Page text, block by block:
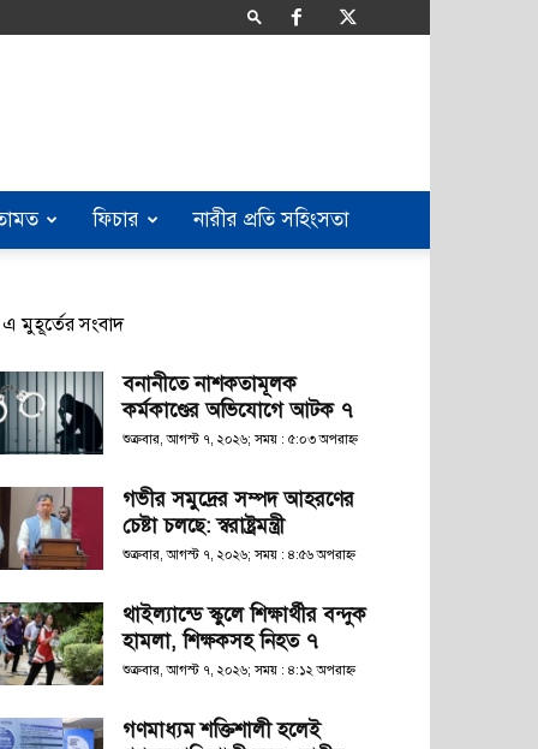
ফিচার নারীর প্রতি সহিংসতা
এ মুহূর্তের সংবাদ
বনানীতে নাশকতামূলক
কর্মকাণ্ডের অভিযোগে আটক ৭
শুক্রবার, আগস্ট ৭, ২০২৬; সময় : ৫:০৩ অপরাহ্ণ
গভীর সমুদ্রের সম্পদ আহরণের
চেষ্টা চলছে: স্বরাষ্ট্রমন্ত্রী
শুক্রবার, আগস্ট ৭, ২০২৬; সময় : ৪:৫৬ অপরাহ্ণ
থাইল্যান্ডে স্কুলে শিক্ষার্থীর বন্দুক
হামলা, শিক্ষকসহ নিহত ৭
শুক্রবার, আগস্ট ৭, ২০২৬; সময় : ৪:১২ অপরাহ্ণ
গণমাধ্যম শক্তিশালী হলেই